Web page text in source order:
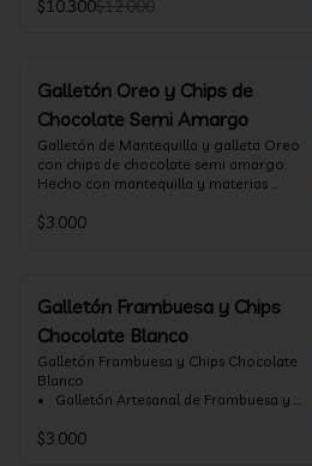
$10.300$12.000
Galletón Oreo y Chips de
Chocolate Semi Amargo
⁠Galletón de Mantequilla y galleta Oreo
con chips de chocolate semi amargo.
Hecho con mantequilla y materias
$3.000
Galletón Frambuesa y Chips
Chocolate Blanco
Galletón Frambuesa y Chips Chocolate
Blanco
•⁠  ⁠ Galletón Artesanal de Frambuesa y
con mantequilla y materias primas de
$3.000